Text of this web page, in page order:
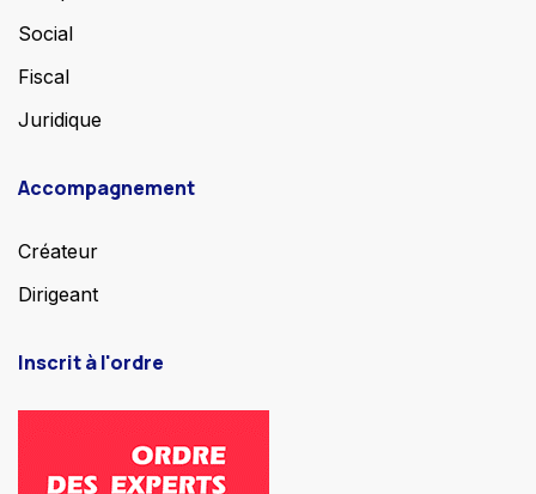
Social
Fiscal
Juridique
Accompagnement
Créateur
Dirigeant
Inscrit à l'ordre